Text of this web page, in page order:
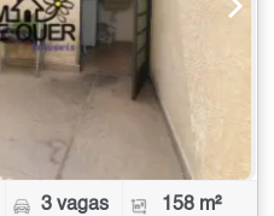
3 vagas 158 m²